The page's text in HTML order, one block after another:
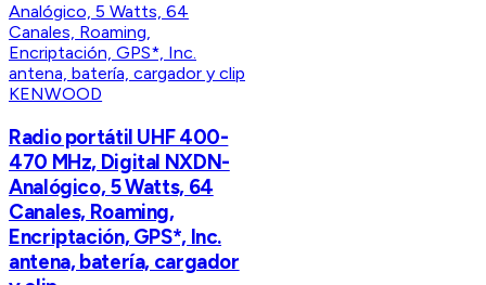
KENWOOD
Radio portátil UHF 400-
470 MHz, Digital NXDN-
Analógico, 5 Watts, 64
Canales, Roaming,
Encriptación, GPS*, Inc.
antena, batería, cargador